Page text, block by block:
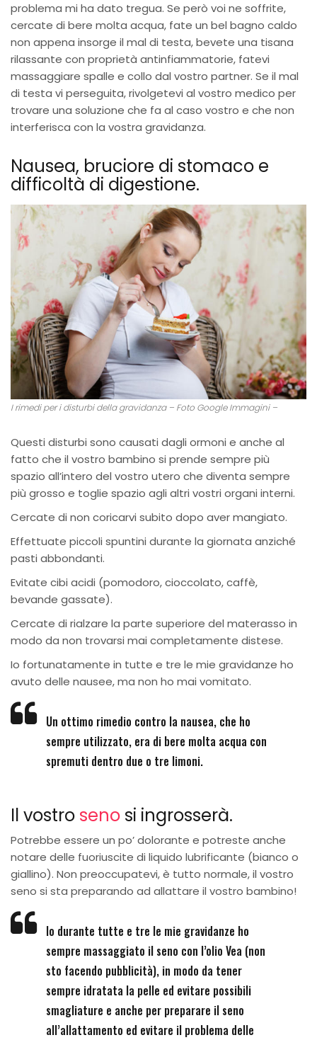
problema mi ha dato tregua. Se però voi ne soffrite,
cercate di bere molta acqua, fate un bel bagno caldo
non appena insorge il mal di testa, bevete una tisana
rilassante con proprietà antinfiammatorie, fatevi
massaggiare spalle e collo dal vostro partner. Se il mal
di testa vi perseguita, rivolgetevi al vostro medico per
trovare una soluzione che fa al caso vostro e che non
interferisca con la vostra gravidanza.
Nausea, bruciore di stomaco e
difficoltà di digestione.
I rimedi per i disturbi della gravidanza – Foto Google Immagini –
Questi disturbi sono causati dagli ormoni e anche al
fatto che il vostro bambino si prende sempre più
spazio all’intero del vostro utero che diventa sempre
più grosso e toglie spazio agli altri vostri organi interni.
Cercate di non coricarvi subito dopo aver mangiato.
Effettuate piccoli spuntini durante la giornata anziché
pasti abbondanti.
Evitate cibi acidi (pomodoro, cioccolato, caffè,
bevande gassate).
Cercate di rialzare la parte superiore del materasso in
modo da non trovarsi mai completamente distese.
Io fortunatamente in tutte e tre le mie gravidanze ho
avuto delle nausee, ma non ho mai vomitato.
Un ottimo rimedio contro la nausea, che ho
sempre utilizzato, era di bere molta acqua con
spremuti dentro due o tre limoni.
Il vostro seno si ingrosserà.
Potrebbe essere un po’ dolorante e potreste anche
notare delle fuoriuscite di liquido lubrificante (bianco o
giallino). Non preoccupatevi, è tutto normale, il vostro
seno si sta preparando ad allattare il vostro bambino!
Io durante tutte e tre le mie gravidanze ho
sempre massaggiato il seno con l’olio Vea (non
sto facendo pubblicità), in modo da tener
sempre idratata la pelle ed evitare possibili
smagliature e anche per preparare il seno
all’allattamento ed evitare il problema delle